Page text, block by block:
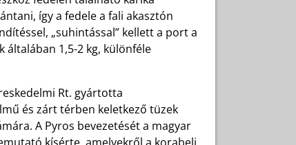
így a fedele a fali akasztón
„suhintással” kellett a port a
1,5-2 kg, különféle
Rt. gyártotta
és zárt térben keletkező tüzek
A Pyros bevezetését a magyar